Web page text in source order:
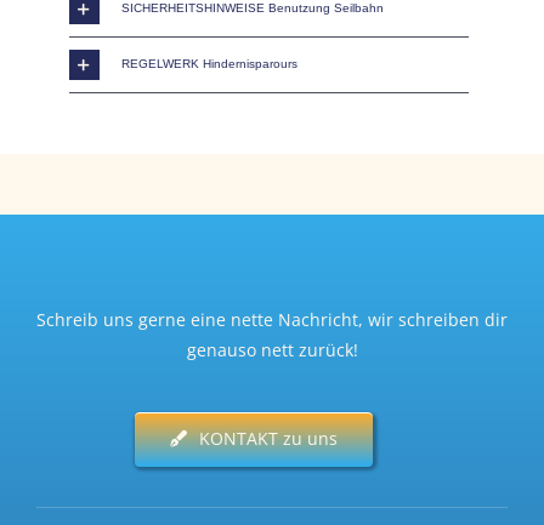
SICHERHEITSHINWEISE Benutzung Seilbahn
REGELWERK Hindernisparours
Schreib uns gerne eine nette Nachricht, wir schreiben dir
genauso nett zurück!
KONTAKT zu uns